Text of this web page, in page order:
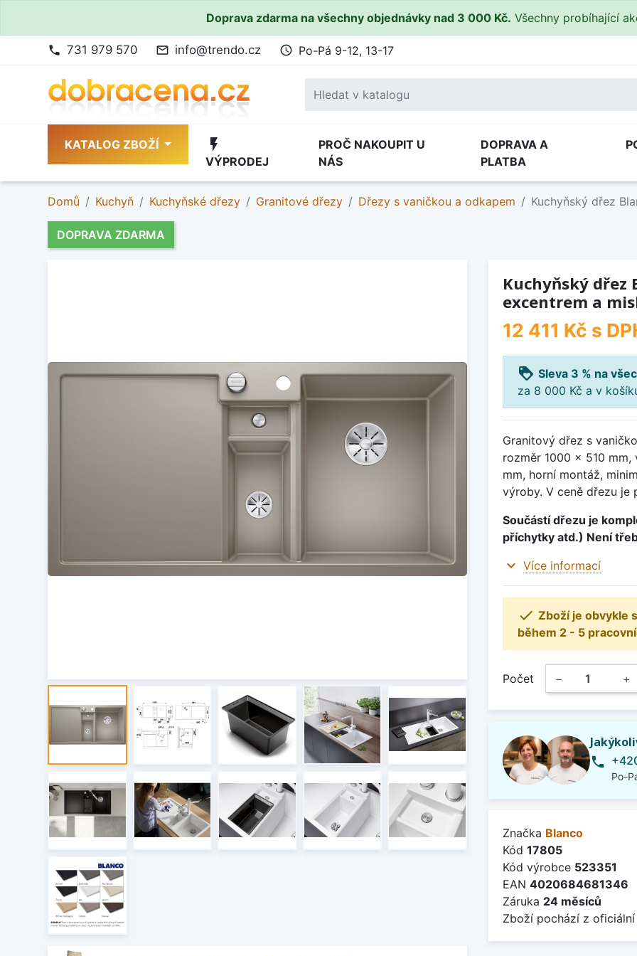
Doprava zdarma na všechny objednávky nad 3 000 Kč. Všechny probíhající
phone 731 979 570 mail_outline info@trendo.cz access_time Po-Pá 9-12, 13-17
KATALOG ZBOŽÍ flash_on
VÝPRODEJ
PROČ NAKOUPIT U
NÁS
DOPRAVA A
PLATBA
Domů Kuchyň Kuchyňské dřezy Granitové dřezy Dřezy s vaničkou a odkapem Kuchyňský dřez
DOPRAVA ZDARMA
Kuchyňský dřez
excentrem a
12 411 Kč s
loyalty Sleva 3 % na
za 8 000 Kč a v
Granitový dřez s
rozměr 1000 x 510
mm, horní montáž,
výroby. V ceně dřezu je
Součástí dřezu je
příchytky atd.) Není
expand_more Více informací
 Zboží je obvykle
během 2 - 5
Počet − +
phone
Po-
Značka Blanco
Kód 17805
Kód výrobce 523351
EAN 4020684681346
Záruka 24 měsíců
Zboží pochází z